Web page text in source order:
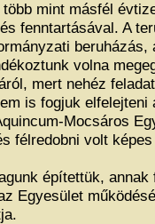
mint másfél
fenntartásával. A
beruházás,
volna
mert nehéz
is fogjuk elfelejteni
Mocsáros
félredobni volt
építettük, annak
Egyesület